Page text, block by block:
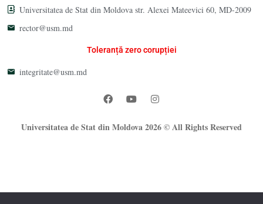
Universitatea de Stat din Moldova str. Alexei Mateevici 60, MD-2009
rector@usm.md
Toleranță zero corupției
integritate@usm.md
Universitatea de Stat din Moldova 2026 © All Rights Reserved